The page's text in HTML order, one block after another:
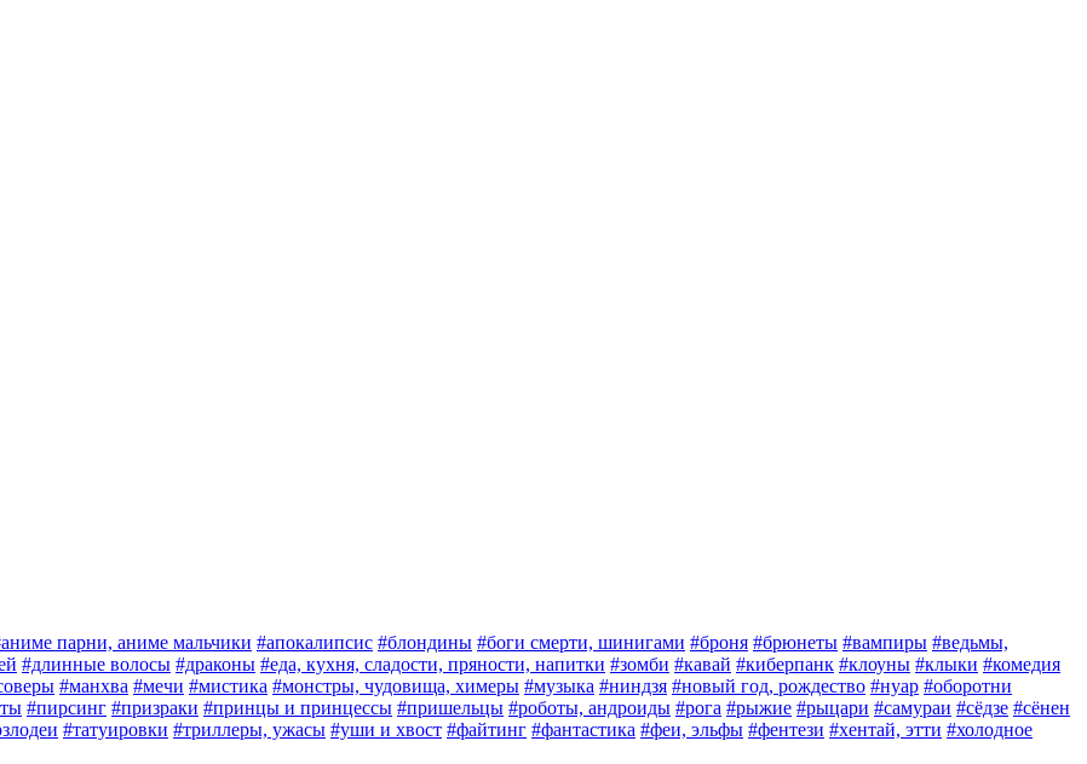
парни, аниме мальчики #апокалипсис #блондины #боги смерти, шинигами #броня #брюнеты #вампиры #ведьмы,
#длинные волосы #драконы #еда, кухня, сладости, пряности, напитки #зомби #кавай #киберпанк #клоуны #клыки #комедия
#манхва #мечи #мистика #монстры, чудовища, химеры #музыка #ниндзя #новый год, рождество #нуар #оборотни
#пирсинг #призраки #принцы и принцессы #пришельцы #роботы, андроиды #рога #рыжие #рыцари #самураи #сёдзе #сёнен
#татуировки #триллеры, ужасы #уши и хвост #файтинг #фантастика #феи, эльфы #фентези #хентай, этти #холодное